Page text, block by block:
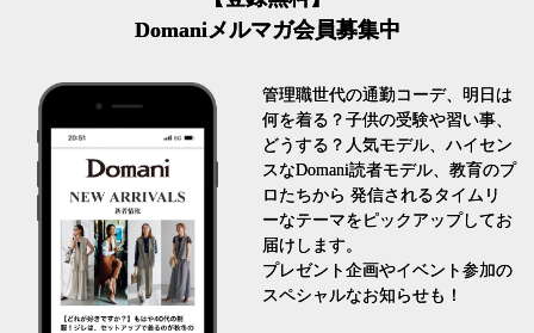
Domaniメルマガ会員募集中
管理職世代の通勤コーデ、明日は
何を着る？子供の受験や習い事、
どうする？人気モデル、ハイセン
スなDomani読者モデル、教育のプ
ロたちから 発信されるタイムリ
ーなテーマをピックアップしてお
届けします。
プレゼント企画やイベント参加の
スペシャルなお知らせも！